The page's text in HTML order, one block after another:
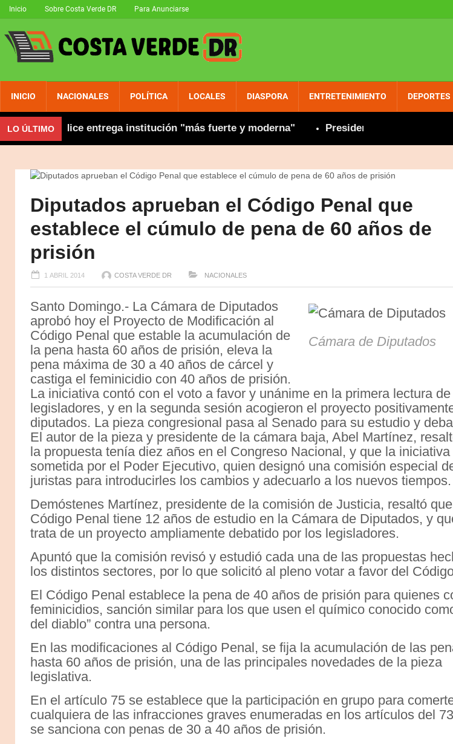
Inicio Sobre Costa Verde DR Para Anunciarse
INICIO NACIONALES POLÍTICA LOCALES DIASPORA ENTRETENIMIENTO DEPORTES
LO ÚLTIMO
y dice entrega institución "más fuerte y moderna" Presidenta Hoteles y
Diputados aprueban el Código Penal que
establece el cúmulo de pena de 60 años de
prisión
1 ABRIL 2014 COSTA VERDE DR NACIONALES
Cámara de Diputados
Santo Domingo.- La Cámara de Diputados
aprobó hoy el Proyecto de Modificación al
Código Penal que estable la acumulación de
la pena hasta 60 años de prisión, eleva la
pena máxima de 30 a 40 años de cárcel y
castiga el feminicidio con 40 años de prisión.
La iniciativa contó con el voto a favor y unánime en la primera lectura
legisladores, y en la segunda sesión acogieron el proyecto
diputados. La pieza congresional pasa al Senado para su estudio y
El autor de la pieza y presidente de la cámara baja, Abel Martínez,
la propuesta tenía diez años en el Congreso Nacional, y que la iniciativa
sometida por el Poder Ejecutivo, quien designó una comisión especial
juristas para introducirles los cambios y adecuarlo a los nuevos tiempos.
Demóstenes Martínez, presidente de la comisión de Justicia, resaltó
Código Penal tiene 12 años de estudio en la Cámara de Diputados, y
trata de un proyecto ampliamente debatido por los legisladores.
Apuntó que la comisión revisó y estudió cada una de las propuestas
los distintos sectores, por lo que solicitó al pleno votar a favor del
El Código Penal establece la pena de 40 años de prisión para quienes
feminicidios, sanción similar para los que usen el químico conocido
del diablo” contra una persona.
En las modificaciones al Código Penal, se fija la acumulación de las
hasta 60 años de prisión, una de las principales novedades de la pieza
legislativa.
En el artículo 75 se establece que la participación en grupo para
cualquiera de las infracciones graves enumeradas en los artículos del
se sanciona con penas de 30 a 40 años de prisión.